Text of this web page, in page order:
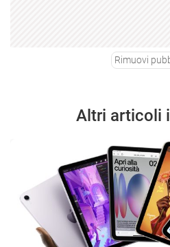
Rimuovi
Altri articoli